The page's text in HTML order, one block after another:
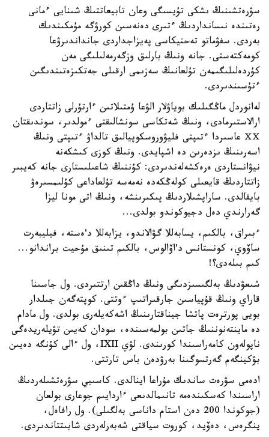
سۋرەتشىنىڭ ىشكى تۇيسىگى وعان تابيعاتتىڭ شىنايى ءمانى
رەتىندە نىسانداردىڭ ءتىرى دەنەسىن كورۋگە مۇمكىندىك
بەردى. سفۋماتو تەحنيكاسى پەيزاجداردى جانداندىرۋعا
كومەكتەستى. جانە ونىڭ بارلىق وزگەرمەلىلىگى مەن
كۇردەلىلىگىمەن تۇلعانىڭ سەزىمى ارقىلى جەتكىزەتىندىگىن
ءتۇسىندىردى.
لەانوردل ماڭگىلىك بوياۋلار الۋعا ۇمتىلاتىن ءارتۇرلى زاتتاردى
ارالاستىرمادى، ونىڭ شەتكاسى سونشالىقتى ءمولدىر، سوندىقتان
ⅩⅩ عاسىردا ءتىپتى فليۋوروسكوپيالىق تالداۋ ءتىپتى ونىڭ
اسەرىنىڭ ىزدەرىن دە اشپايدى. ونىڭ كوزى كىشكەنە
نيۋانستاردى ەرەكشەلەندىردى: كۇننىڭ شاعىلىستارى جانە كەيبىر
زاتتاردىڭ قايعىلى كولەڭكەدە نەمەسە تۇلعاداعى كۇلىمسىرەۋ
بايقالدى. ساراپشىلاردىڭ پىكىرىنشە، ونىڭ اتى مونا ليزا
گەرارندي دەل دجيوكوندو بولدى...
ءبىراق، بالكىم، يسابەللا گۋالاندو، يزابەللا د'ەستە، فيليبەرت
ساۆوي، كونستانس د'اۆالوس، بالكىم تىنىق مۇحيت براندانو...
كىم بىلەدى؟!
شىعۋدىڭ بەلگىسىزدىگى ونىڭ داڭقىن ارتتىردى. ول جاسىنا
قاراي ونىڭ قۇپياسىن جارقىراتىپ ءوتتى. كوپتەگەن جىلدار
بويى پورترەت پاتشا جيناقتارىنىڭ اشەكەيلەرى بولدى. ول مادام
دە ماينتەنوننىڭ جاتىن بولمەسىندە، سودان كەيىن تۋيلەريدەگى
ناپولەون كامەراسىندا كورىندى. لۋي IXII، ول ءالى كۇنگە دەيىن
بۋكينگەم گەرتسوگىنا بەرۋدەن باس تارتتى.
ادەمى سۋرەت ساندىك مۇراعا اينالدى. كاسىبي سۋرەتشىلەردىڭ
اراسىندا كەسكىندەمە تانىمالدىعى ءاردايىم جوعارى بولعان
(جوكوندا 200 دەن استام داناسى بەلگىلى). ول رافاەل،
ينگرەس، دەۆيد، كوروت سياقتى شەبەرلەردى شابىتتاندىردى.